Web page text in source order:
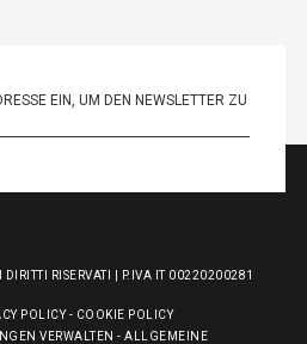
RISERVATI | P.IVA IT 00220200281
POLICY- COOKIE POLICY
VERWALTEN -ALLGEMEINE